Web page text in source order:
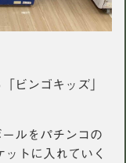
ビンゴキッズ」
ルをパチンコの
トに入れていく